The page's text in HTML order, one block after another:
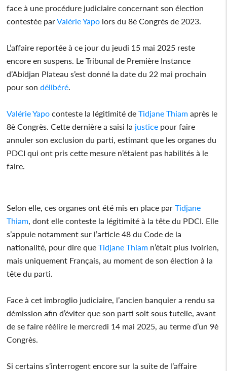
face à une procédure judiciaire concernant son élection
contestée parValérie Yapo lors du 8è Congrès de 2023.
L’affaire reportée à ce jour du jeudi 15 mai 2025 reste
encore en suspens. Le Tribunal de Première Instance
d’Abidjan Plateau s’est donné la date du 22 mai prochain
pour sondélibéré
Valérie Yapo conteste la légitimité deTidjane Thiam après le
8è Congrès. Cette dernière a saisi la justice pour faire
annuler son exclusion du parti, estimant que les organes du
PDCI qui ont pris cette mesure n’étaient pas habilités à le
faire.
Selon elle, ces organes ont été mis en place parTidjane
Thiam , dont elle conteste la légitimité à la tête du PDCI. Elle
s’appuie notamment sur l’article 48 du Code de la
nationalité, pour dire queTidjane Thiam n’était plus Ivoirien,
mais uniquement Français, au moment de son élection à la
tête du parti.
Face à cet imbroglio judiciaire, l’ancien banquier a rendu sa
démission afin d’éviter que son parti soit sous tutelle, avant
de se faire réélire le mercredi 14 mai 2025, au terme d’un 9è
Congrès.
Si certains s’interrogent encore sur la suite de l’affaire